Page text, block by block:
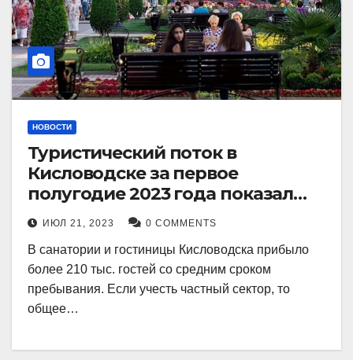
НОВОСТИ
Туристический поток в
Кисловодске за первое
полугодие 2023 года показал
рекордный рост в 21 процент.
ИЮЛ 21, 2023 0 COMMENTS
В санатории и гостиницы Кисловодска прибыло
более 210 тыс. гостей со средним сроком
пребывания. Если учесть частный сектор, то
общее…